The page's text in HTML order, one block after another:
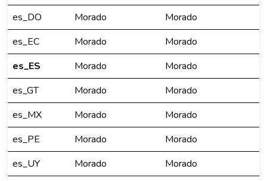
es_DO
Morado
Morado
es_EC
Morado
Morado
es_ES
Morado
Morado
es_GT
Morado
Morado
es_MX
Morado
Morado
es_PE
Morado
Morado
es_UY
Morado
Morado